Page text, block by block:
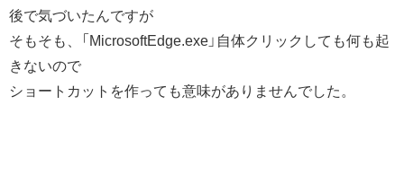
後で気づいたんですが
そもそも、「MicrosoftEdge.exe」自体クリックしても何も起
きないので
ショートカットを作っても意味がありませんでした。